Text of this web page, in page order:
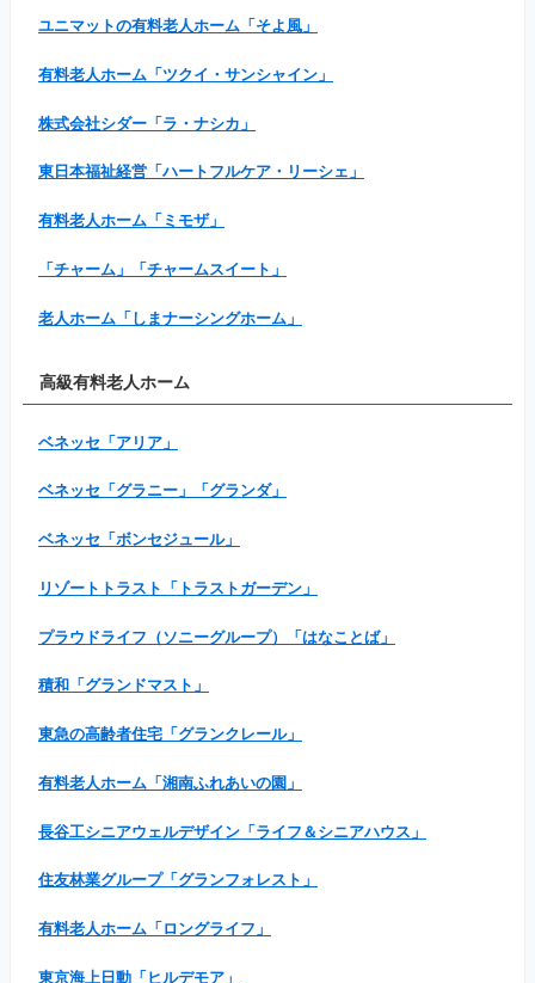
ユニマットの有料老人ホーム「そよ風」
有料老人ホーム「ツクイ・サンシャイン」
株式会社シダー「ラ・ナシカ」
東日本福祉経営「ハートフルケア・リーシェ」
有料老人ホーム「ミモザ」
「チャーム」「チャームスイート」
老人ホーム「しまナーシングホーム」
高級有料老人ホーム
ベネッセ「アリア」
ベネッセ「グラニー」「グランダ」
ベネッセ「ボンセジュール」
リゾートトラスト「トラストガーデン」
プラウドライフ（ソニーグループ）「はなことば」
積和「グランドマスト」
東急の高齢者住宅「グランクレール」
有料老人ホーム「湘南ふれあいの園」
長谷工シニアウェルデザイン「ライフ＆シニアハウス」
住友林業グループ「グランフォレスト」
有料老人ホーム「ロングライフ」
東京海上日動「ヒルデモア」